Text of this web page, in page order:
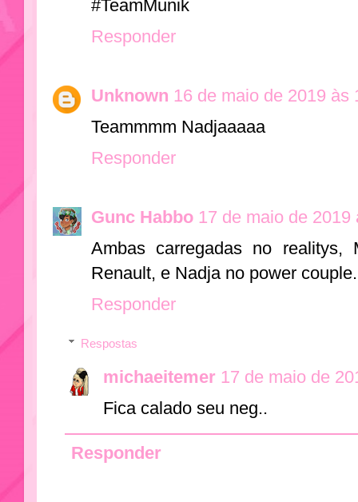
#TeamMunik
Responder
Unknown 16 de maio de 2019 às
Teammmm Nadjaaaaa
Responder
Gunc Habbo 17 de maio de 2019
Ambas carregadas no
Renault, e Nadja no power
Responder
Respostas
michaeitemer 17 de maio de
Fica calado seu neg..
Responder